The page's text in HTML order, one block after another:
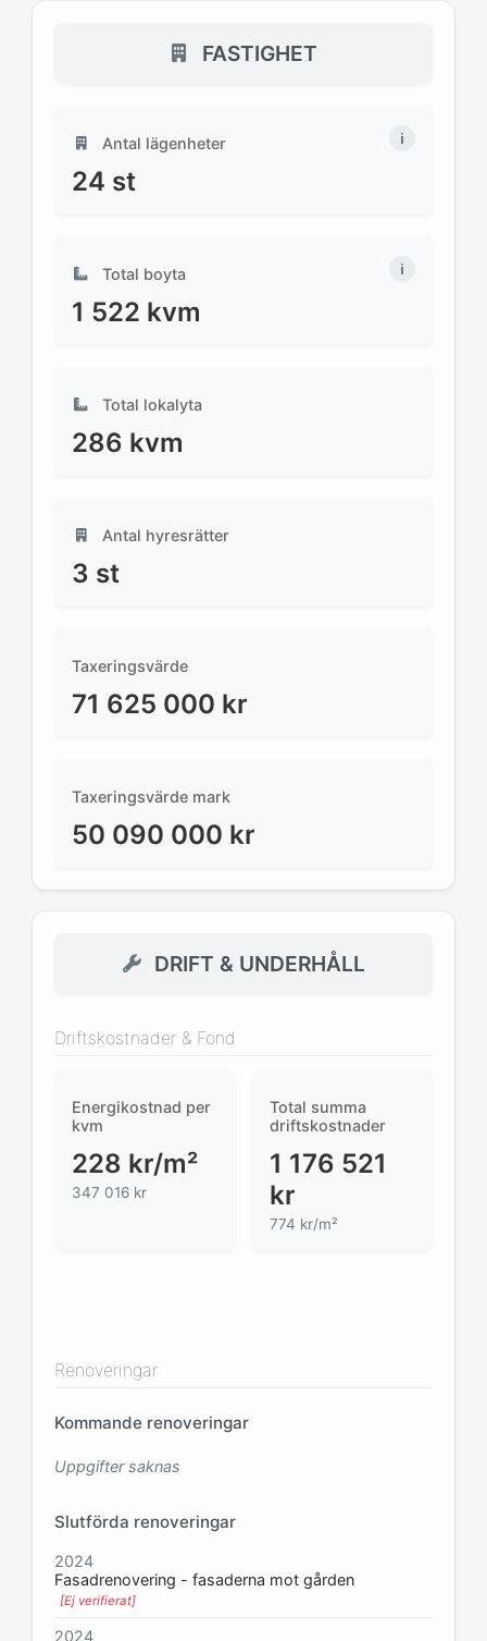
FASTIGHET
Antal lägenheter
24 st
Total boyta
1 522 kvm
Total lokalyta
286 kvm
Antal hyresrätter
3 st
Taxeringsvärde
71 625 000 kr
Taxeringsvärde mark
50 090 000 kr
DRIFT & UNDERHÅLL
Driftskostnader & Fond
Energikostnad per
kvm
228 kr/m²
347 016 kr
Total summa
driftskostnader
1 176 521
kr
774 kr/m²
Renoveringar
Kommande renoveringar
Uppgifter saknas
Slutförda renoveringar
2024
Fasadrenovering - fasaderna mot gården
[Ej verifierat]
2024